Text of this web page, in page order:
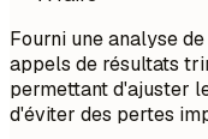
Fourni une analyse
appels de résultats
permettant d'ajuster
d'éviter des pertes